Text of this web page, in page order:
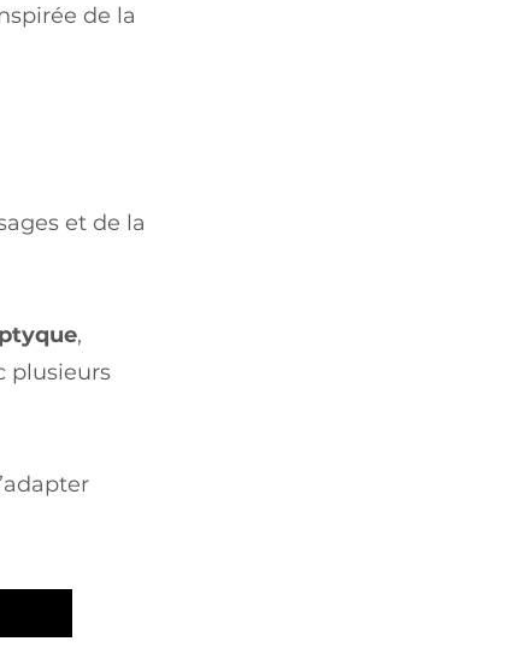
de la
et de la
,
plusieurs